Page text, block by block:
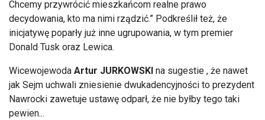
Chcemy przywrócić mieszkańcom realne prawo
decydowania, kto ma nimi rządzić.” Podkreślił też, że
inicjatywę poparły już inne ugrupowania, w tym premier
Donald Tusk oraz Lewica.
Wicewojewoda Artur JURKOWSKI na sugestie , że nawet
jak Sejm uchwali zniesienie dwukadencyjności to prezydent
Nawrocki zawetuje ustawę odparł, że nie byłby tego taki
pewien...